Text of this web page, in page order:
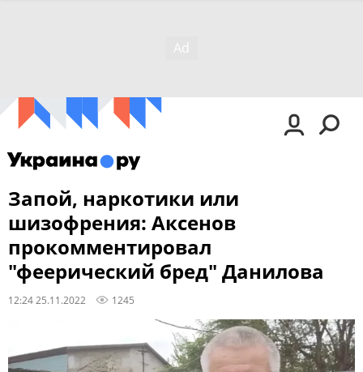
Запой, наркотики или
шизофрения: Аксенов
прокомментировал
"феерический бред" Данилова
12:24 25.11.2022 1245